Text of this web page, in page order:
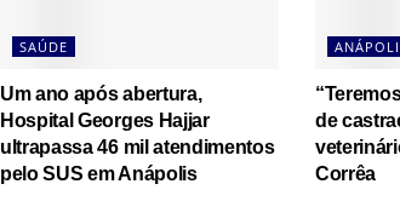
SAÚDE
Um ano após abertura,
Hospital Georges Hajjar
ultrapassa 46 mil atendimentos
pelo SUS em Anápolis
de
Corrêa